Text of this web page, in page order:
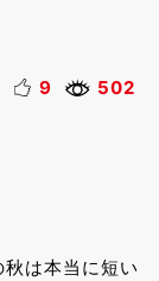
9 502
は本当に短い